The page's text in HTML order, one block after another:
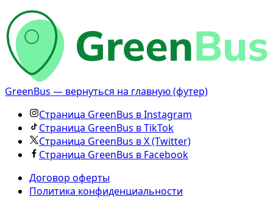
GreenBus — вернуться на главную (футер)
Страница GreenBus в Instagram
Страница GreenBus в TikTok
Страница GreenBus в X (Twitter)
Страница GreenBus в Facebook
Договор оферты
Политика конфиденциальности